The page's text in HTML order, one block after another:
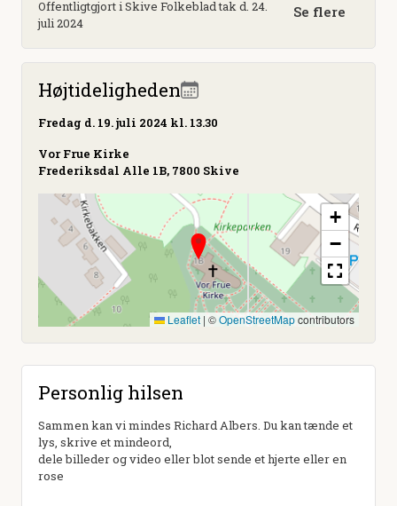
Offentligtgjort i Skive Folkeblad tak d. 24.
juli 2024
Se flere
Højtideligheden
Fredag d. 19. juli 2024 kl. 13.30
Vor Frue Kirke
Frederiksdal Alle 1B, 7800 Skive
+
−
Leaflet | ©OpenStreetMapcontributors
Personlig hilsen
Sammen kan vi mindes Richard Albers. Du kan tænde et
lys, skrive et mindeord,
dele billeder og video eller blot sende et hjerte eller en
rose